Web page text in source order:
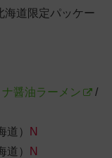
海道限定パッケー
醤油ラーメン
/
道）
N
）
N